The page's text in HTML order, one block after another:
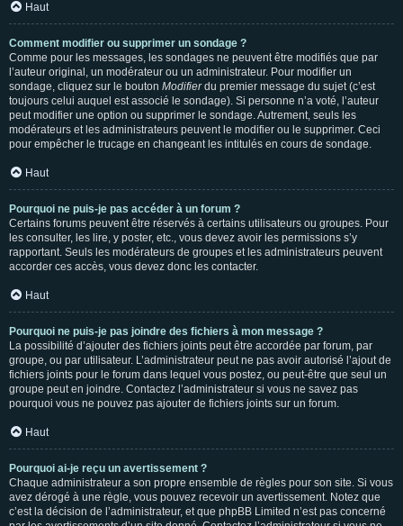
Haut
Comment modifier ou supprimer un sondage ?
Comme pour les messages, les sondages ne peuvent être modifiés que par
l’auteur original, un modérateur ou un administrateur. Pour modifier un
sondage, cliquez sur le bouton Modifierdu premier message du sujet (c’est
toujours celui auquel est associé le sondage). Si personne n’a voté, l’auteur
peut modifier une option ou supprimer le sondage. Autrement, seuls les
modérateurs et les administrateurs peuvent le modifier ou le supprimer. Ceci
pour empêcher le trucage en changeant les intitulés en cours de sondage.
Haut
Pourquoi ne puis-je pas accéder à un forum ?
Certains forums peuvent être réservés à certains utilisateurs ou groupes. Pour
les consulter, les lire, y poster, etc., vous devez avoir les permissions s’y
rapportant. Seuls les modérateurs de groupes et les administrateurs peuvent
accorder ces accès, vous devez donc les contacter.
Haut
Pourquoi ne puis-je pas joindre des fichiers à mon message ?
La possibilité d’ajouter des fichiers joints peut être accordée par forum, par
groupe, ou par utilisateur. L’administrateur peut ne pas avoir autorisé l’ajout de
fichiers joints pour le forum dans lequel vous postez, ou peut-être que seul un
groupe peut en joindre. Contactez l’administrateur si vous ne savez pas
pourquoi vous ne pouvez pas ajouter de fichiers joints sur un forum.
Haut
Pourquoi ai-je reçu un avertissement ?
Chaque administrateur a son propre ensemble de règles pour son site. Si vous
avez dérogé à une règle, vous pouvez recevoir un avertissement. Notez que
c’est la décision de l’administrateur, et que phpBB Limited n’est pas concerné